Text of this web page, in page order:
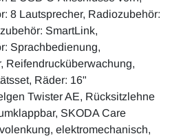
8 Lautsprecher, Radiozubehör:
SmartLink,
Sprachbedienung,
Reifendrucküberwachung,
Räder: 16"
Twister AE, Rücksitzlehne
SKODA Care
elektromechanisch,